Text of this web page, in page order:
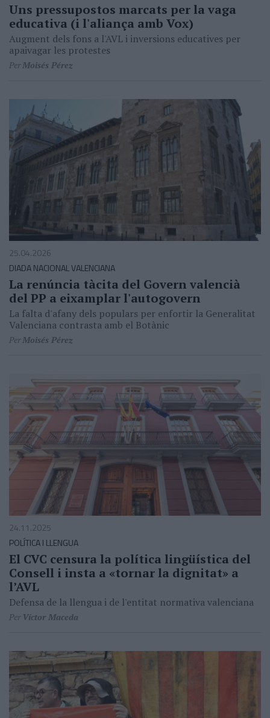
Uns pressupostos marcats per la vaga
educativa (i l'aliança amb Vox)
Augment dels fons a l'AVL i inversions educatives per
apaivagar les protestes
PerMoisés Pérez
25.04.2026
DIADA NACIONAL VALENCIANA
La renúncia tàcita del Govern valencià
del PP a eixamplar l'autogovern
La falta d'afany dels populars per enfortir la Generalitat
Valenciana contrasta amb el Botànic
PerMoisés Pérez
24.11.2025
POLÍTICA I LLENGUA
El CVC censura la política lingüística del
Consell i insta a «tornar la dignitat» a
l’AVL
Defensa de la llengua i de l'entitat normativa valenciana
Per Víctor Maceda